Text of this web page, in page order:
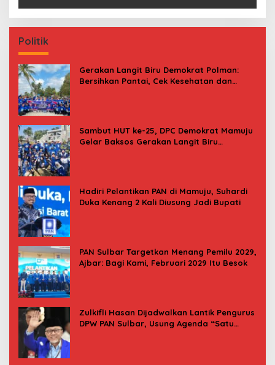
Politik
Gerakan Langit Biru Demokrat Polman:
Bersihkan Pantai, Cek Kesehatan dan
Sambut HUT ke-25, DPC Demokrat Mamuju
Gelar Baksos Gerakan Langit Biru
Hadiri Pelantikan PAN di Mamuju, Suhardi
Duka Kenang 2 Kali Diusung Jadi Bupati
PAN Sulbar Targetkan Menang Pemilu 2029,
Ajbar: Bagi Kami, Februari 2029 Itu Besok
Zulkifli Hasan Dijadwalkan Lantik Pengurus
DPW PAN Sulbar, Usung Agenda “Satu